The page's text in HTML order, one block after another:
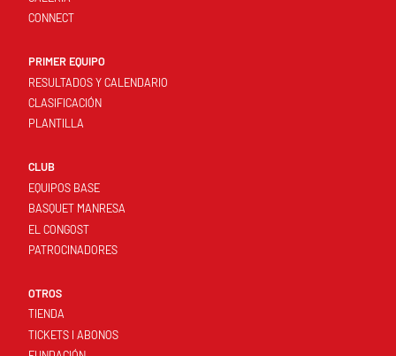
CONNECT
PRIMER EQUIPO
RESULTADOS Y CALENDARIO
CLASIFICACIÓN
PLANTILLA
CLUB
EQUIPOS BASE
BASQUET MANRESA
EL CONGOST
PATROCINADORES
OTROS
TIENDA
TICKETS I ABONOS